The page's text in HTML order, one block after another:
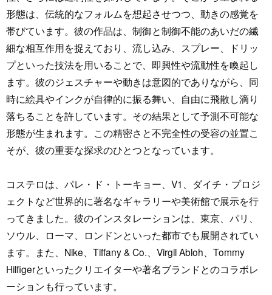
形態は、伝統的なフォルムを想起させつつ、動きの感覚を
帯びています。彼の作品は、制御と制御不能のあいだの繊
細な相互作用を捉えており、流し込み、スプレー、ドリッ
プといった技法を用いることで、即興性や流動性を喚起し
ます。彼のジェスチャーや動きは意図的でありながら、同
時に絵具やインクが自律的に振る舞い、自由に飛散し滴り
落ちることを許しています。その結果として予測不可能な
形態が生まれます。この精密さと不完全性の受容の並置こ
そが、彼の重要な探求のひとつとなっています。
コステロは、パレ・ド・トーキョー、V1、ダイチ・プロジ
ェクトなど世界的に著名なギャラリーや美術館で展示を行
ってきました。彼のインスタレーションは、東京、パリ、
ソウル、ローマ、ロンドンといった都市でも展開されてい
ます。また、Nike、Tiffany & Co.、Virgil Abloh、Tommy
Hilfigerといったクリエイターや著名ブランドとのコラボレ
ーションも行っています。